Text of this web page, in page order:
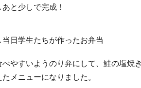
と少しで完成！
日学生たちが作ったお弁当
べやすいようのり弁にして、鮭の塩焼
たメニューになりました。